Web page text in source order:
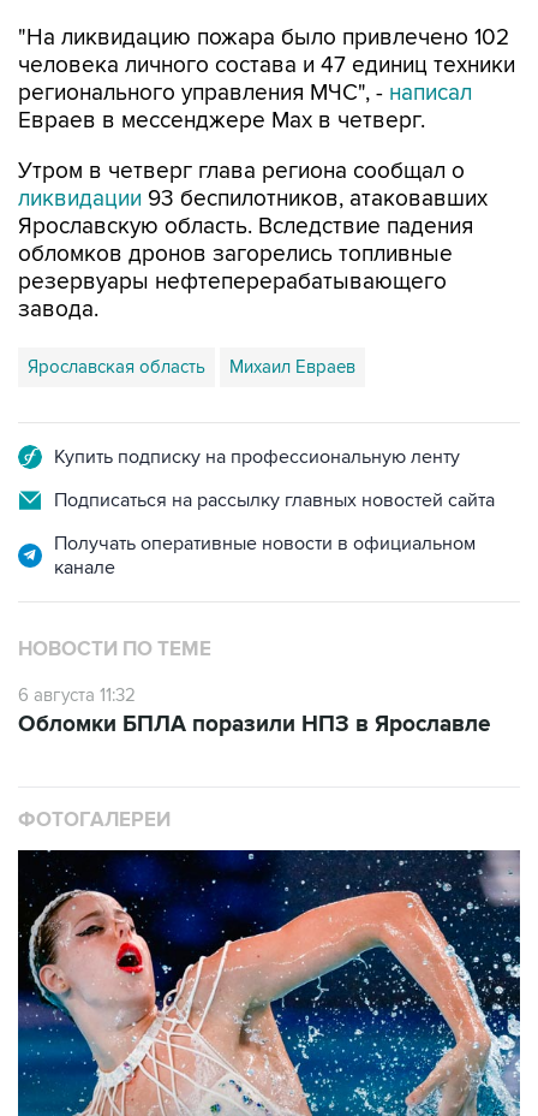
"На ликвидацию пожара было привлечено 102
человека личного состава и 47 единиц техники
регионального управления МЧС", - написал
Евраев в мессенджере Мах в четверг.
Утром в четверг глава региона сообщал о
ликвидации 93 беспилотников, атаковавших
Ярославскую область. Вследствие падения
обломков дронов загорелись топливные
резервуары нефтеперерабатывающего
завода.
Ярославская область Михаил Евраев
Купить подписку на профессиональную ленту
Подписаться на рассылку главных новостей сайта
Получать оперативные новости в официальном
канале
НОВОСТИ ПО ТЕМЕ
6 августа 11:32
Обломки БПЛА поразили НПЗ в Ярославле
ФОТОГАЛЕРЕИ